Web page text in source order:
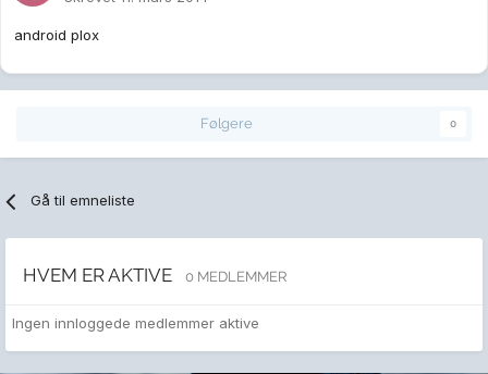
android plox
Følgere 0
Gå til emneliste
HVEM ER AKTIVE 0 MEDLEMMER
Ingen innloggede medlemmer aktive